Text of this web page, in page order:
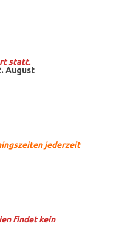
statt.
August
jederzeit
findet kein